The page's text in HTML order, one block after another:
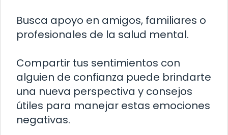
Busca apoyo en amigos, familiares o
profesionales de la salud mental.
Compartir tus sentimientos con
alguien de confianza puede brindarte
una nueva perspectiva y consejos
útiles para manejar estas emociones
negativas.